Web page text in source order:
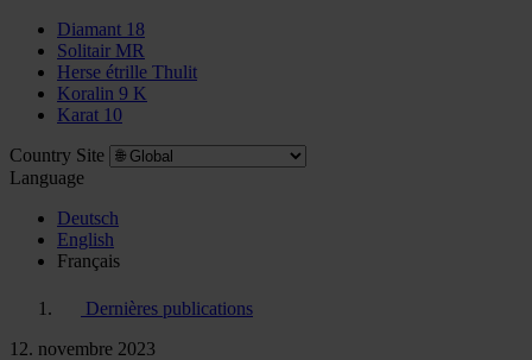
Diamant 18
Solitair MR
Herse étrille Thulit
Koralin 9 K
Karat 10
Country Site
Language
Deutsch
English
Français
Dernières publications
12. novembre 2023